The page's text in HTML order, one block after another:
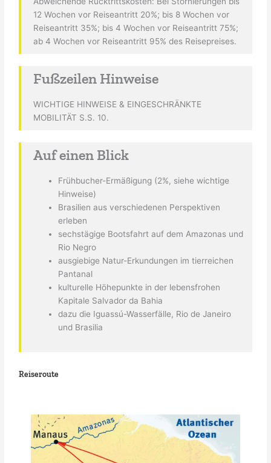
12 Wochen vor Reiseantritt 20%; bis 8 Wochen vor
Reiseantritt 35%; bis 4 Wochen vor Reiseantritt 75%;
ab 4 Wochen vor Reiseantritt 95% des Reisepreises.
Fußzeilen Hinweise
WICHTIGE HINWEISE & EINGESCHRÄNKTE
MOBILITÄT S.S. 10.
Auf einen Blick
Frühbucher-Ermäßigung (2%, siehe wichtige
Hinweise)
Brasilien aus verschiedenen Perspektiven
erleben
sechstägige Bootsfahrt auf dem Amazonas und
Rio Negro
ausgiebige Natur-Erkundungen im tierreichen
Pantanal
kulturelle Höhepunkte in der lebensfrohen
Kapitale Salvador da Bahia
dazu die Iguassú-Wasserfälle, Rio de Janeiro
und Brasilia
Reiseroute